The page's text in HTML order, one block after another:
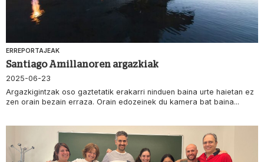
ERREPORTAJEAK
Santiago Amillanoren argazkiak
2025-06-23
Argazkigintzak oso gaztetatik erakarri ninduen baina urte haietan ez
zen orain bezain erraza. Orain edozeinek du kamera bat baina...